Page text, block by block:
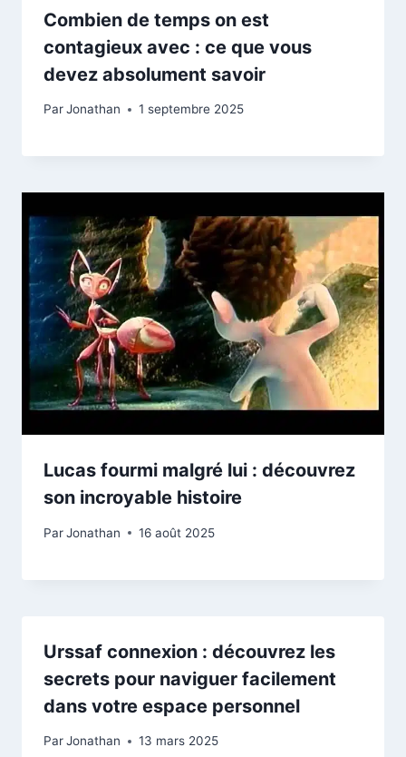
Combien de temps on est
contagieux avec : ce que vous
devez absolument savoir
ParJonathan 1 septembre 2025
Lucas fourmi malgré lui : découvrez
son incroyable histoire
ParJonathan 16 août 2025
Urssaf connexion : découvrez les
secrets pour naviguer facilement
dans votre espace personnel
ParJonathan 13 mars 2025